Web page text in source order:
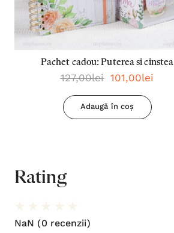
Pachet cadou: Puterea si cinstea
127,00lei 101,00lei
Adaugă în coș
Rating
NaN (0 recenzii)